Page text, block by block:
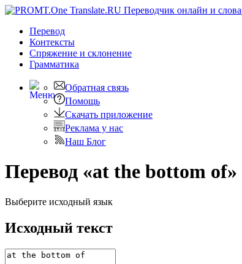
Перевод
Контексты
Спряжение и склонение
Грамматика
Обратная связь
Помощь
Скачать приложение
Реклама у нас
Наш Блог
Перевод «at the bottom
Выберите исходный язык
Исходный текст